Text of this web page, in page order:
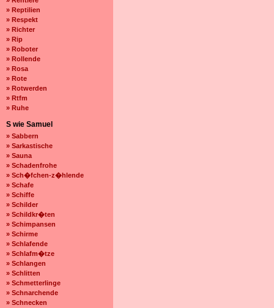
» Reptilien
» Respekt
» Richter
» Rip
» Roboter
» Rollende
» Rosa
» Rote
» Rotwerden
» Rtfm
» Ruhe
S wie Samuel
» Sabbern
» Sarkastische
» Sauna
» Schadenfrohe
» Sch�fchen-z�hlende
» Schafe
» Schiffe
» Schilder
» Schildkr�ten
» Schimpansen
» Schirme
» Schlafende
» Schlafm�tze
» Schlangen
» Schlitten
» Schmetterlinge
» Schnarchende
» Schnecken